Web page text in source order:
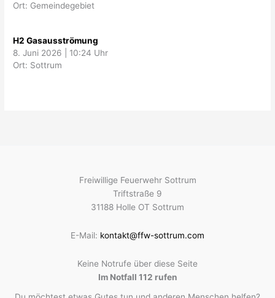
Ort: Gemeindegebiet
H2 Gasausströmung
8. Juni 2026
10:24 Uhr
Ort: Sottrum
Freiwillige Feuerwehr Sottrum
Triftstraße 9
31188 Holle OT Sottrum
E-Mail: kontakt@ffw-sottrum.com
Keine Notrufe über diese Seite
Im Notfall 112 rufen